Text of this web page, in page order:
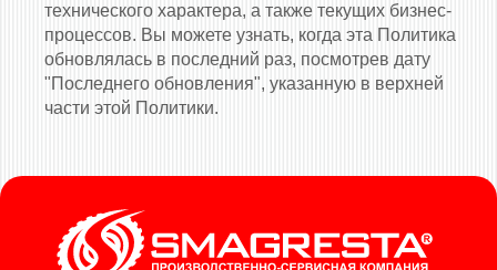
технического характера, а также текущих бизнес-
процессов. Вы можете узнать, когда эта Политика
обновлялась в последний раз, посмотрев дату
"Последнего обновления", указанную в верхней
части этой Политики.